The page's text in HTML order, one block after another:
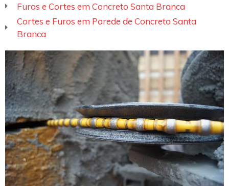
Furos e Cortes em Concreto Santa Branca
Cortes e Furos em Parede de Concreto Santa
Branca